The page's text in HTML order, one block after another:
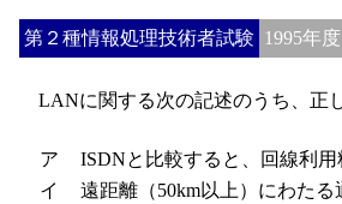
第２種情報処理技術者試験 1995年
LANに関する次の記述のうち、正
ア
ISDNと比較すると、回線利用
イ
遠距離（50km以上）にわたる